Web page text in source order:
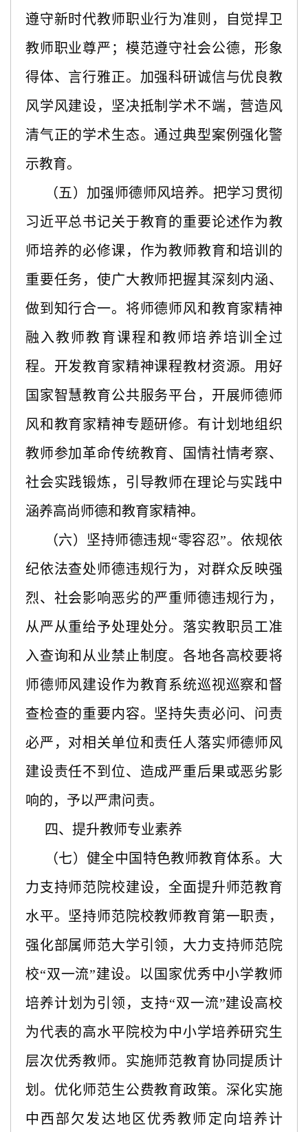
遵守新时代教师职业行为准则，自觉捍卫
教师职业尊严；模范遵守社会公德，形象
得体、言行雅正。加强科研诚信与优良教
风学风建设，坚决抵制学术不端，营造风
清气正的学术生态。通过典型案例强化警
示教育。
（五）加强师德师风培养。把学习贯彻
习近平总书记关于教育的重要论述作为教
师培养的必修课，作为教师教育和培训的
重要任务，使广大教师把握其深刻内涵、
做到知行合一。将师德师风和教育家精神
融入教师教育课程和教师培养培训全过
程。开发教育家精神课程教材资源。用好
国家智慧教育公共服务平台，开展师德师
风和教育家精神专题研修。有计划地组织
教师参加革命传统教育、国情社情考察、
社会实践锻炼，引导教师在理论与实践中
涵养高尚师德和教育家精神。
（六）坚持师德违规“零容忍”。依规依
纪依法查处师德违规行为，对群众反映强
烈、社会影响恶劣的严重师德违规行为，
从严从重给予处理处分。落实教职员工准
入查询和从业禁止制度。各地各高校要将
师德师风建设作为教育系统巡视巡察和督
查检查的重要内容。坚持失责必问、问责
必严，对相关单位和责任人落实师德师风
建设责任不到位、造成严重后果或恶劣影
响的，予以严肃问责。
四、提升教师专业素养
（七）健全中国特色教师教育体系。大
力支持师范院校建设，全面提升师范教育
水平。坚持师范院校教师教育第一职责，
强化部属师范大学引领，大力支持师范院
校“双一流”建设。以国家优秀中小学教师
培养计划为引领，支持“双一流”建设高校
为代表的高水平院校为中小学培养研究生
层次优秀教师。实施师范教育协同提质计
划。优化师范生公费教育政策。深化实施
中西部欠发达地区优秀教师定向培养计